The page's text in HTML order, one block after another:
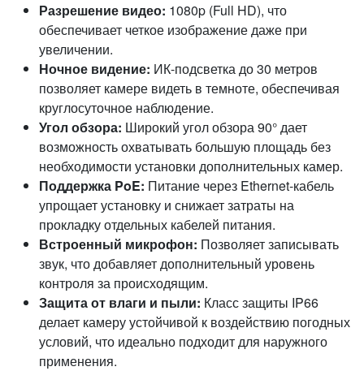
Разрешение видео: 1080p (Full HD), что
обеспечивает четкое изображение даже при
увеличении.
Ночное видение: ИК-подсветка до 30 метров
позволяет камере видеть в темноте, обеспечивая
круглосуточное наблюдение.
Угол обзора: Широкий угол обзора 90° дает
возможность охватывать большую площадь без
необходимости установки дополнительных камер.
Поддержка PoE: Питание через Ethernet-кабель
упрощает установку и снижает затраты на
прокладку отдельных кабелей питания.
Встроенный микрофон: Позволяет записывать
звук, что добавляет дополнительный уровень
контроля за происходящим.
Защита от влаги и пыли: Класс защиты IP66
делает камеру устойчивой к воздействию погодных
условий, что идеально подходит для наружного
применения.